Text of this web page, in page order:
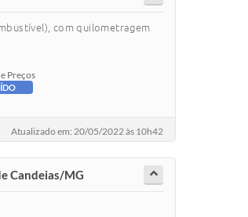
com quilometragem
Preços
Atualizado em: 20/05/2022 às 10h42
Candeias/MG